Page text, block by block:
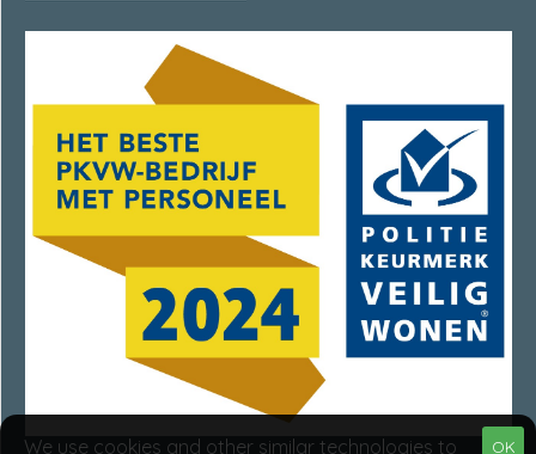
OK
We use cookies and other similar technologies to